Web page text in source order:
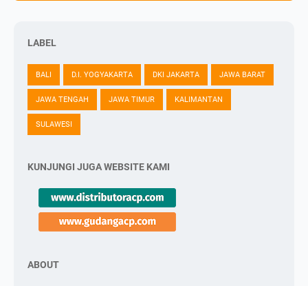
LABEL
BALI D.I. YOGYAKARTA DKI JAKARTA JAWA BARAT
JAWA TENGAH JAWA TIMUR KALIMANTAN
SULAWESI
KUNJUNGI JUGA WEBSITE KAMI
ABOUT